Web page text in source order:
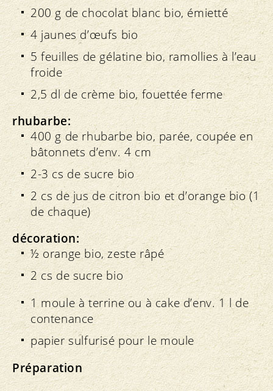
200 g de chocolat blanc bio, émietté
4 jaunes d’œufs bio
5 feuilles de gélatine bio, ramollies à l’eau
froide
2,5 dl de crème bio, fouettée ferme
rhubarbe:
400 g de rhubarbe bio, parée, coupée en
bâtonnets d’env. 4 cm
2-3 cs de sucre bio
2 cs de jus de citron bio et d’orange bio (1
de chaque)
décoration:
½ orange bio, zeste râpé
2 cs de sucre bio
1 moule à terrine ou à cake d’env. 1 l de
contenance
papier sulfurisé pour le moule
Préparation